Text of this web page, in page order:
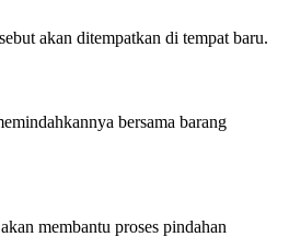
akan ditempatkan di tempat baru.
bersama barang
membantu proses pindahan